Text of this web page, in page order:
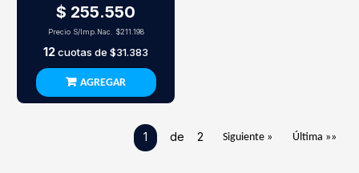
$ 255.550
Precio S/Imp.Nac. $211.198
12cuotas de $31.383
AGREGAR
1 de 2 Siguiente » Última »»